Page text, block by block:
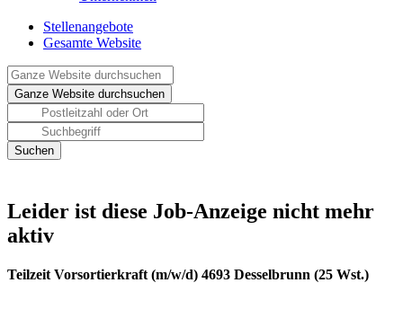
Stellenangebote
Gesamte Website
Leider ist diese Job-Anzeige nicht mehr
aktiv
Teilzeit Vorsortierkraft (m/w/d) 4693 Desselbrunn (25 Wst.)